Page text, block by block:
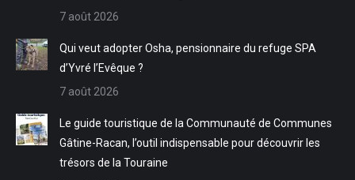
7 août 2026
Qui veut adopter Osha, pensionnaire du refuge SPA
d’Yvré l’Evêque ?
7 août 2026
Le guide touristique de la Communauté de Communes
Gâtine-Racan, l’outil indispensable pour découvrir les
trésors de la Touraine